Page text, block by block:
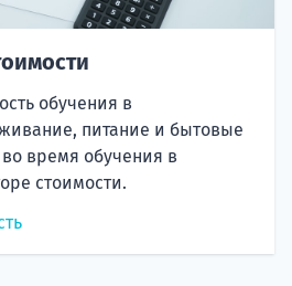
обучения в
питание и бытовые
время обучения в
стоимости.